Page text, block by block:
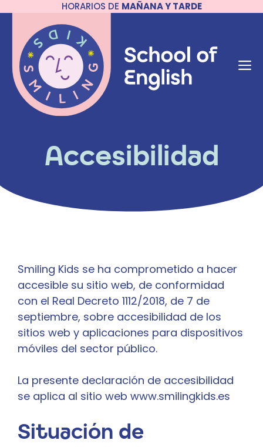
HORARIOS DE MAÑANA Y TARDE
contenido
Accesibilidad
Smiling Kids se ha comprometido a hacer
accesible su sitio web, de conformidad
con el Real Decreto 1112/2018, de 7 de
septiembre, sobre accesibilidad de los
sitios web y aplicaciones para dispositivos
móviles del sector público.
La presente declaración de accesibilidad
se aplica al sitio web www.smilingkids.es
Situación de